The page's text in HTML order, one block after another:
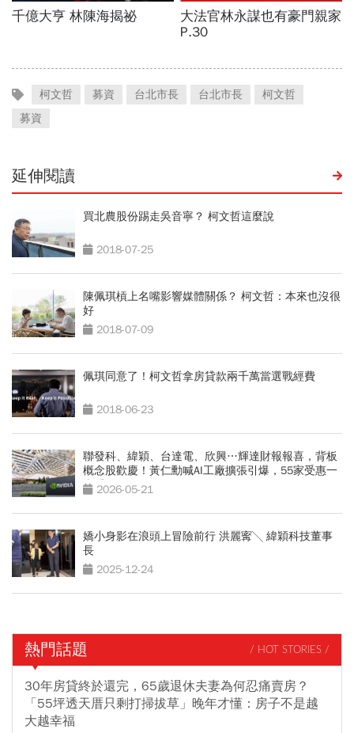
柯文哲 募資 台北市長 台北市長
柯文哲
募資
延伸閱讀
買北農股份踢走吳音寧？ 柯文哲這麼說
2018-07-25
陳佩琪槓上名嘴影響媒體關係？ 柯文哲：本來也沒很
好
2018-07-09
佩琪同意了！柯文哲拿房貸款兩千萬當選戰經費
2018-06-23
聯發科、緯穎、台達電、欣興…輝達財報報喜，背板
概念股歡慶！黃仁勳喊AI工廠擴張引爆，55家受惠一
表看2026-05-21
嬌小身影在浪頭上冒險前行 洪麗寗╲ 緯穎科技董事
長
2025-12-24
熱門話題 / HOT STORIES /
30年房貸終於還完，65歲退休夫妻為何忍痛賣房？
「55坪透天厝只剩打掃拔草」晚年才懂：房子不是越
大越幸福